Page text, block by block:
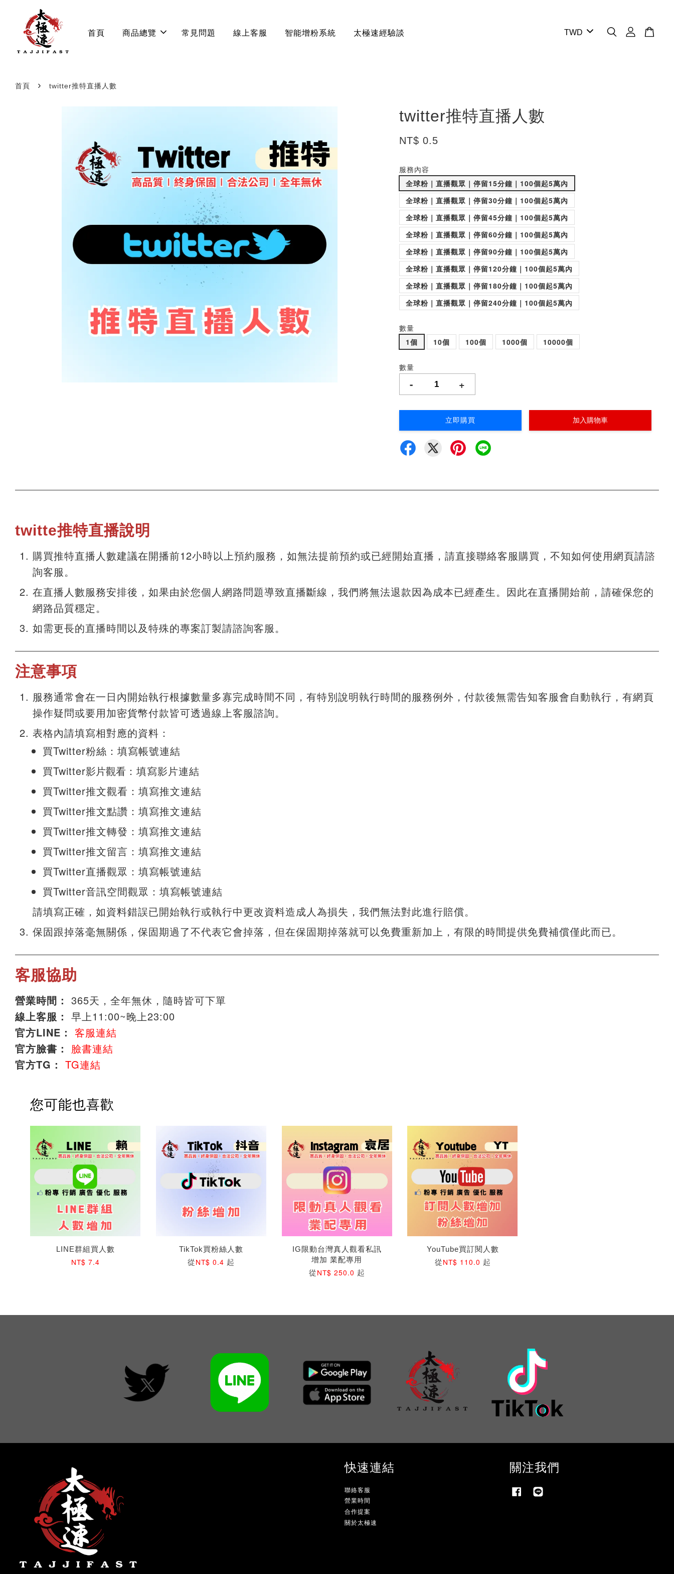
首頁 商品總覽 常見問題 線上客服 智能增粉系統 太極速經驗談
首頁 › twitter推特直播人數
twitter推特直播人數
NT$ 0.5
服務內容
全球粉｜直播觀眾｜停留15分鐘｜100個起5萬內
全球粉｜直播觀眾｜停留30分鐘｜100個起5萬內
全球粉｜直播觀眾｜停留45分鐘｜100個起5萬內
全球粉｜直播觀眾｜停留60分鐘｜100個起5萬內
全球粉｜直播觀眾｜停留90分鐘｜100個起5萬內
全球粉｜直播觀眾｜停留120分鐘｜100個起5萬內
全球粉｜直播觀眾｜停留180分鐘｜100個起5萬內
全球粉｜直播觀眾｜停留240分鐘｜100個起5萬內
數量
1個
10個 100個 1000個 10000個
數量
- +
立即購買 加入購物車
twitte推特直播說明
購買推特直播人數建議在開播前12小時以上預約服務，如無法提前預約或已經開始直播，請直接聯絡客服購買，不知如何使用網頁請諮
詢客服。
在直播人數服務安排後，如果由於您個人網路問題導致直播斷線，我們將無法退款因為成本已經產生。因此在直播開始前，請確保您的
網路品質穩定。
如需更長的直播時間以及特殊的專案訂製請諮詢客服。
注意事項
服務通常會在一日內開始執行根據數量多寡完成時間不同，有特別說明執行時間的服務例外，付款後無需告知客服會自動執行，有網頁
操作疑問或要用加密貨幣付款皆可透過線上客服諮詢。
表格內請填寫相對應的資料：
買Twitter粉絲：填寫帳號連結
買Twitter影片觀看 ：填寫影片連結
買Twitter推文觀看：填寫推文連結
買Twitter推文點讚：填寫推文連結
買Twitter推文轉發：填寫推文連結
買Twitter推文留言：填寫推文連結
買Twitter直播觀眾：填寫帳號連結
買Twitter音訊空間觀眾：填寫帳號連結
請填寫正確，如資料錯誤已開始執行或執行中更改資料造成人為損失，我們無法對此進行賠償。
保固跟掉落毫無關係，保固期過了不代表它會掉落，但在保固期掉落就可以免費重新加上，有限的時間提供免費補償僅此而已。
客服協助
營業時間： 365天，全年無休，隨時皆可下單
線上客服： 早上11:00~晚上23:00
官方LINE： 客服連結
官方臉書： 臉書連結
官方TG： TG連結
您可能也喜歡
LINE群組買人數
NT$ 7.4
TikTok買粉絲人數
從NT$ 0.4 起
IG限動台灣真人觀看私訊
增加 業配專用
從NT$ 250.0 起
YouTube買訂閱人數
從NT$ 110.0 起
快速連結
聯絡客服
營業時間
合作提案
關於太極速
關注我們
Facebook